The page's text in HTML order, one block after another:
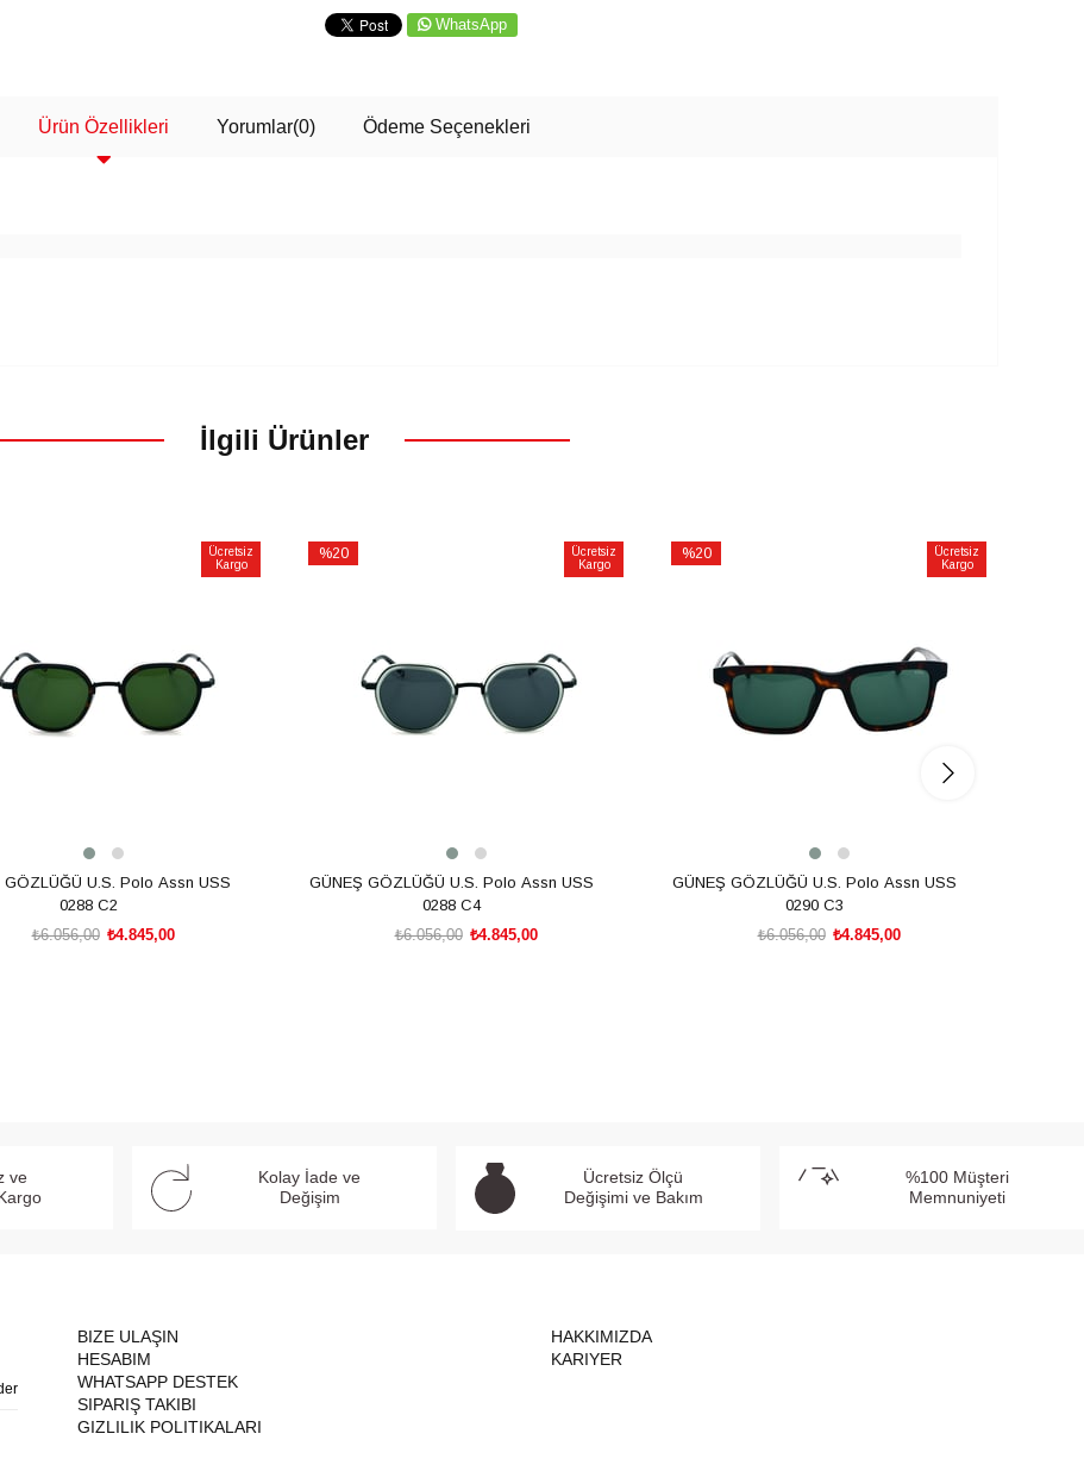
WhatsApp
Ürün Özellikleri Yorumlar(0) Ödeme Seçenekleri
İlgili Ürünler
Ücretsiz
Kargo
GÖZLÜĞÜ U.S. Polo Assn USS
0288 C2
₺4.845,00
₺6.056,00
%20
Ücretsiz
Kargo
GÜNEŞ GÖZLÜĞÜ U.S. Polo Assn USS
0288 C4
₺4.845,00
₺6.056,00
%20
Ücretsiz
Kargo
GÜNEŞ GÖZLÜĞÜ U.S. Polo Assn USS
0290 C3
₺4.845,00
₺6.056,00
ve
Kolay İade ve
Değişim
Ücretsiz Ölçü
Değişimi ve Bakım
%100 Müşteri
Memnuniyeti
BIZE ULAŞIN
HESABIM
WHATSAPP DESTEK
SIPARIŞ TAKIBI
GIZLILIK POLITIKALARI
HAKKIMIZDA
KARIYER